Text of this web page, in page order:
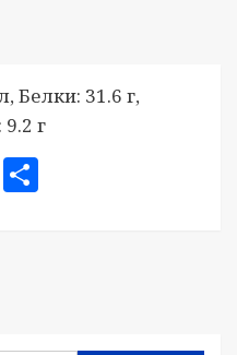
Белки: 31.6 г,
г
Telegram